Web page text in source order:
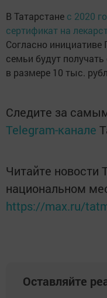
В Татарстане с 2020
сертификат на
Согласно инициативе
семьи будут
в размере 10 тыс.
Следите за
Telegram-канале
Читайте новости
национальном
https://max.ru/
Оставляйте